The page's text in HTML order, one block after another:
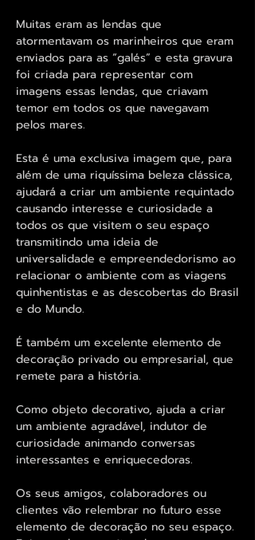
Muitas eram as lendas que
atormentavam os marinheiros que eram
enviados para as “galés” e esta gravura
foi criada para representar com
imagens essas lendas, que criavam
temor em todos os que navegavam
pelos mares.
Esta é uma exclusiva imagem que, para
além de uma riquíssima beleza clássica,
ajudará a criar um ambiente requintado
causando interesse e curiosidade a
todos os que visitem o seu espaço
transmitindo uma ideia de
universalidade e empreendedorismo ao
relacionar o ambiente com as viagens
quinhentistas e as descobertas do Brasil
e do Mundo.
É também um excelente elemento de
decoração privado ou empresarial, que
remete para a história.
Como objeto decorativo, ajuda a criar
um ambiente agradável, indutor de
curiosidade animando conversas
interessantes e enriquecedoras.
Os seus amigos, colaboradores ou
clientes vão relembrar no futuro esse
elemento de decoração no seu espaço.